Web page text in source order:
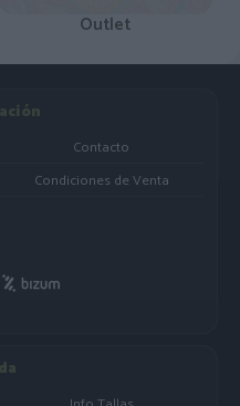
Outlet
Contacto
Condiciones de Venta